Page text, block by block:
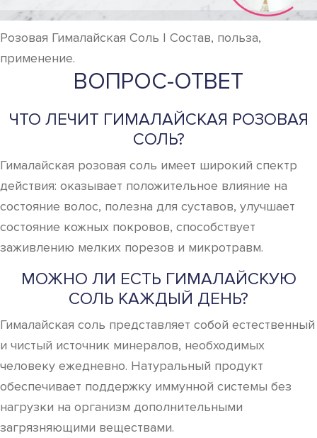
Розовая Гималайская Соль | Состав, польза,
применение.
ВОПРОС-ОТВЕТ
ЧТО ЛЕЧИТ ГИМАЛАЙСКАЯ РОЗОВАЯ
СОЛЬ?
Гималайская розовая соль имеет широкий спектр
действия: оказывает положительное влияние на
состояние волос, полезна для суставов, улучшает
состояние кожных покровов, способствует
заживлению мелких порезов и микротравм.
МОЖНО ЛИ ЕСТЬ ГИМАЛАЙСКУЮ
СОЛЬ КАЖДЫЙ ДЕНЬ?
Гималайская соль представляет собой естественный
и чистый источник минералов, необходимых
человеку ежедневно. Натуральный продукт
обеспечивает поддержку иммунной системы без
нагрузки на организм дополнительными
загрязняющими веществами.